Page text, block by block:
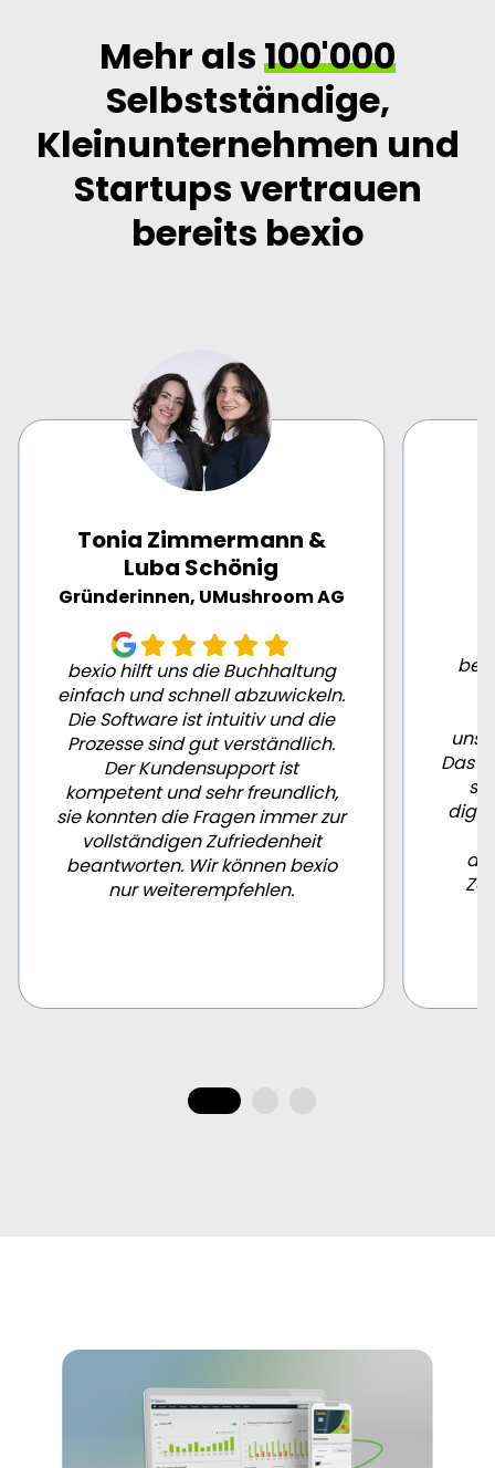
Mehr als100'000
Selbstständige,
Kleinunternehmen und
Startups vertrauen
bereits bexio
Tonia Zimmermann &
Luba Schönig
Gründerinnen, UMushroom AG
bexio hilft uns die Buchhaltung
einfach und schnell abzuwickeln.
Die Software ist intuitiv und die
Prozesse sind gut verständlich.
Der Kundensupport ist
kompetent und sehr freundlich,
sie konnten die Fragen immer zur
vollständigen Zufriedenheit
beantworten. Wir können bexio
nur weiterempfehlen.
Das